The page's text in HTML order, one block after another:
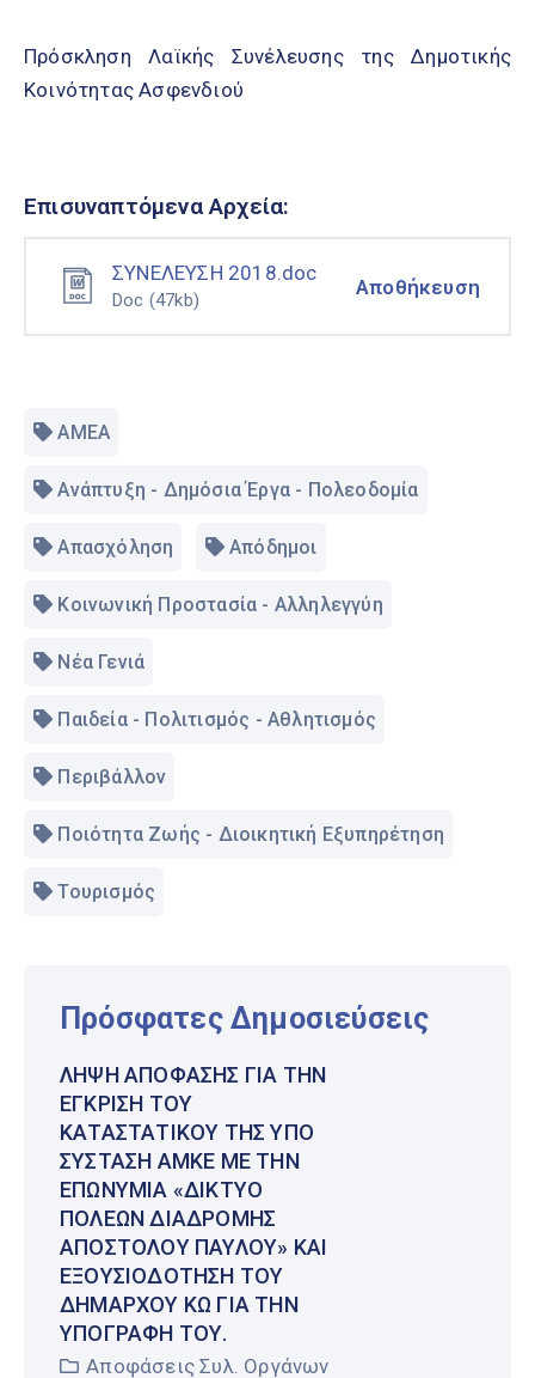
Πρόσκληση Λαϊκής Συνέλευσης της Δημοτικής
Κοινότητας Ασφενδιού
Επισυναπτόμενα Αρχεία:
ΣΥΝΕΛΕΥΣΗ 2018.doc
Doc (47kb)
Αποθήκευση
ΑΜΕΑ
Ανάπτυξη - Δημόσια Έργα - Πολεοδομία
Απασχόληση Απόδημοι
Κοινωνική Προστασία - Αλληλεγγύη
Νέα Γενιά
Παιδεία - Πολιτισμός - Αθλητισμός
Περιβάλλον
Ποιότητα Ζωής - Διοικητική Εξυπηρέτηση
Τουρισμός
Πρόσφατες Δημοσιεύσεις
ΛΉΨΗ ΑΠΌΦΑΣΗΣ ΓΙΑ ΤΗΝ
ΈΓΚΡΙΣΗ ΤΟΥ
ΚΑΤΑΣΤΑΤΙΚΟΎ ΤΗΣ ΥΠΌ
ΣΎΣΤΑΣΗ ΑΜΚΕ ΜΕ ΤΗΝ
ΕΠΩΝΥΜΊΑ «ΔΊΚΤΥΟ
ΠΌΛΕΩΝ ΔΙΑΔΡΟΜΉΣ
ΑΠΟΣΤΌΛΟΥ ΠΑΎΛΟΥ» ΚΑΙ
ΕΞΟΥΣΙΟΔΌΤΗΣΗ ΤΟΥ
ΔΗΜΆΡΧΟΥ ΚΩ ΓΙΑ ΤΗΝ
ΥΠΟΓΡΑΦΉ ΤΟΥ.
Αποφάσεις Συλ. Οργάνων